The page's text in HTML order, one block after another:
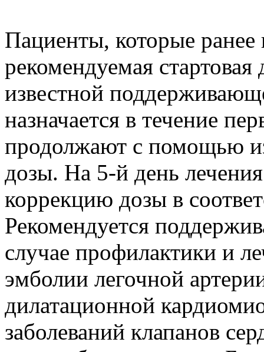
Пациенты, которые
рекомендуемая
известной
назначается в течение
продолжают с помощью
дозы. На 5-й день
коррекцию дозы в
Рекомендуется
случае профилактики и
эмболии легочной
дилатационной
заболеваний клапанов